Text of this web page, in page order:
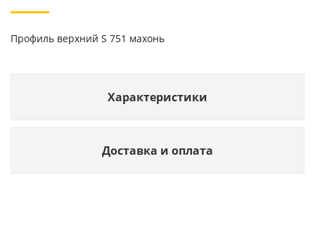
Профиль верхний S 751 махонь
Характеристики
Доставка и оплата